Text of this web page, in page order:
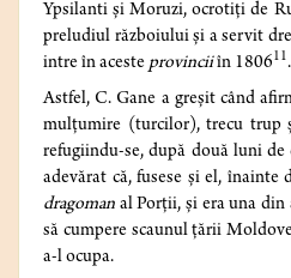
Ypsilanti și Moruzi, ocrotiți de
preludiul războiului și a servit
intre în acesteprovinciiîn 180611.
Astfel, C. Gane a greșit când
mulțumire (turcilor), trecu trup
refugiindu-se, după două luni de
adevărat că, fusese și el, înainte
dragoman al Porții, și era una din
să cumpere scaunul țării
a-l ocupa.